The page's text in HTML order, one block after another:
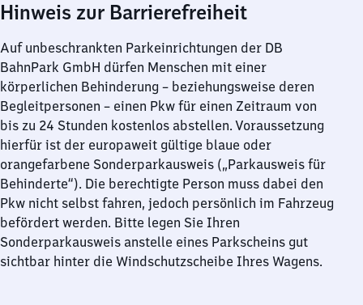
Hinweis zur Barrierefreiheit
Auf unbeschrankten Parkeinrichtungen der DB
BahnPark GmbH dürfen Menschen mit einer
körperlichen Behinderung – beziehungsweise deren
Begleitpersonen – einen Pkw für einen Zeitraum von
bis zu 24 Stunden kostenlos abstellen. Voraussetzung
hierfür ist der europaweit gültige blaue oder
orangefarbene Sonderparkausweis („Parkausweis für
Behinderte“). Die berechtigte Person muss dabei den
Pkw nicht selbst fahren, jedoch persönlich im Fahrzeug
befördert werden. Bitte legen Sie Ihren
Sonderparkausweis anstelle eines Parkscheins gut
sichtbar hinter die Windschutzscheibe Ihres Wagens.